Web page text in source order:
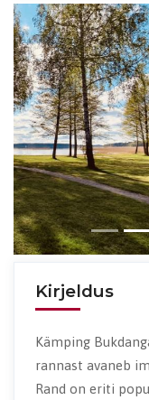
Previous
Kirjeldus
Kämping
rannast avaneb
Rand on eriti